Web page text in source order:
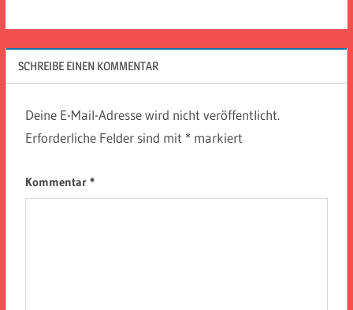
SCHREIBE EINEN KOMMENTAR
Deine E-Mail-Adresse wird nicht veröffentlicht.
Erforderliche Felder sind mit *markiert
Kommentar *